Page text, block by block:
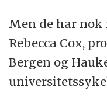
Men de har nok
Rebecca Cox,
Bergen og